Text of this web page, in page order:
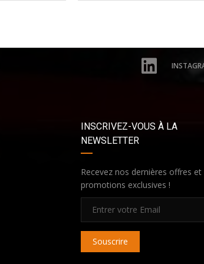
INSCRIVEZ-VOUS À LA
NEWSLETTER
Recevez nos dernières offres et
promotions exclusives !
Souscrire